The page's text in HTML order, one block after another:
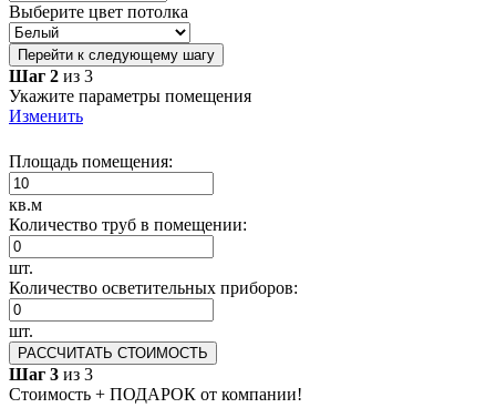
Выберите цвет потолка
Перейти к следующему шагу
Шаг 2 из 3
Укажите параметры помещения
Изменить
Площадь помещения:
кв.м
Количество труб в помещении:
шт.
Количество осветительных приборов:
шт.
РАССЧИТАТЬ СТОИМОСТЬ
Шаг 3 из 3
Стоимость + ПОДАРОК от компании!